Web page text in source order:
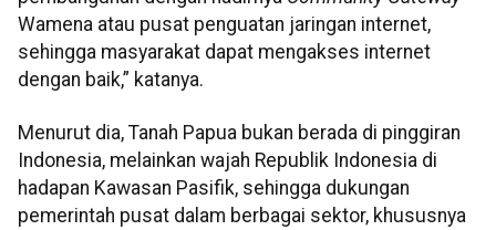
Wamena atau pusat penguatan jaringan internet,
sehingga masyarakat dapat mengakses internet
dengan baik,” katanya.
Menurut dia, Tanah Papua bukan berada di pinggiran
Indonesia, melainkan wajah Republik Indonesia di
hadapan Kawasan Pasifik, sehingga dukungan
pemerintah pusat dalam berbagai sektor, khususnya